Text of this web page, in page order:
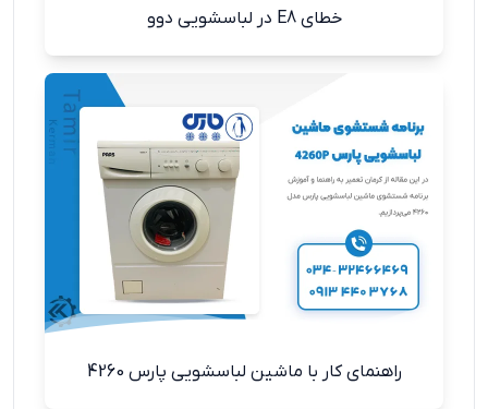
خطای E8 در لباسشویی دوو
راهنمای کار با ماشین لباسشویی پارس 4260